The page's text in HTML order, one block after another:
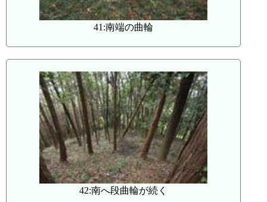
41:南端の曲輪
42:南へ段曲輪が続く